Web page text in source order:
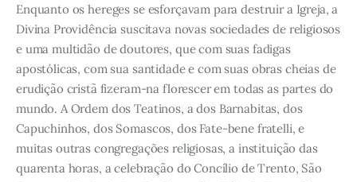
Enquanto os hereges se esforçavam para destruir a Igreja, a
Divina Providência suscitava novas sociedades de religiosos
e uma multidão de doutores, que com suas fadigas
apostólicas, com sua santidade e com suas obras cheias de
erudição cristã fizeram­-na florescer em todas as partes do
mundo. A Ordem dos Teatinos, a dos Barnabitas, dos
Capuchinhos, dos Somascos, dos Fate-bene fratelli, e
muitas outras congregações religiosas, a instituição das
quarenta horas, a celebração do Concílio de Trento, São